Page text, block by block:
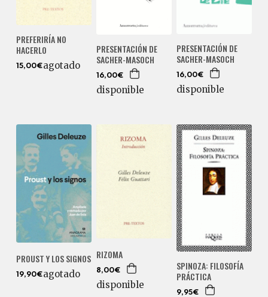
PREFERIRÍA NO
HACERLO
15,00€agotado
PRESENTACIÓN DE
SACHER-MASOCH
16,00€
disponible
PRESENTACIÓN DE
SACHER-MASOCH
16,00€
disponible
PROUST Y LOS SIGNOS
19,90€agotado
RIZOMA
8,00€
disponible
SPINOZA: FILOSOFÍA
PRÁCTICA
9,95€